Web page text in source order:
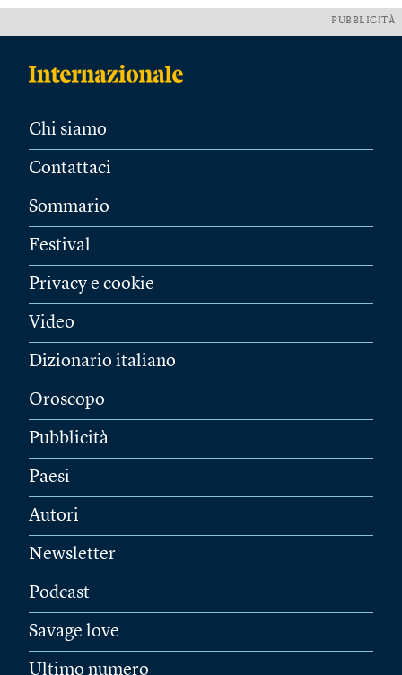
PUBBLICITÀ
Chi siamo
Contattaci
Sommario
Festival
Privacy e cookie
Video
Dizionario italiano
Oroscopo
Pubblicità
Paesi
Autori
Newsletter
Podcast
Savage love
Ultimo numero